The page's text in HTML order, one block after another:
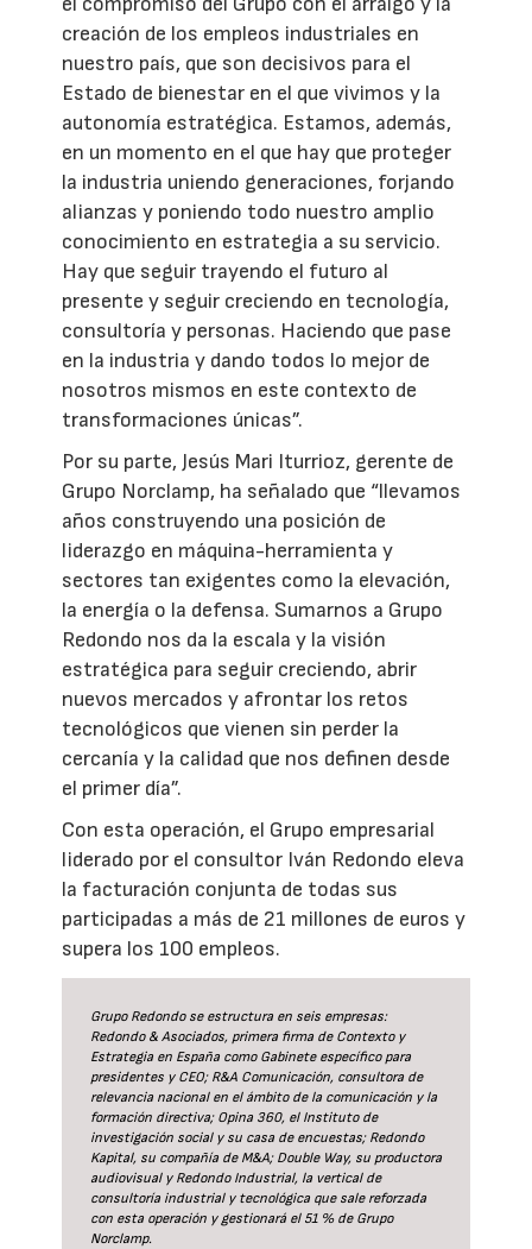
creación de los empleos industriales en
nuestro país, que son decisivos para el
Estado de bienestar en el que vivimos y la
autonomía estratégica. Estamos, además,
en un momento en el que hay que proteger
la industria uniendo generaciones, forjando
alianzas y poniendo todo nuestro amplio
conocimiento en estrategia a su servicio.
Hay que seguir trayendo el futuro al
presente y seguir creciendo en tecnología,
consultoría y personas. Haciendo que pase
en la industria y dando todos lo mejor de
nosotros mismos en este contexto de
transformaciones únicas”.
Por su parte, Jesús Mari Iturrioz, gerente de
Grupo Norclamp, ha señalado que “llevamos
años construyendo una posición de
liderazgo en máquina-herramienta y
sectores tan exigentes como la elevación,
la energía o la defensa. Sumarnos a Grupo
Redondo nos da la escala y la visión
estratégica para seguir creciendo, abrir
nuevos mercados y afrontar los retos
tecnológicos que vienen sin perder la
cercanía y la calidad que nos definen desde
el primer día”.
Con esta operación, el Grupo empresarial
liderado por el consultor Iván Redondo eleva
la facturación conjunta de todas sus
participadas a más de 21 millones de euros y
supera los 100 empleos.
Grupo Redondo se estructura en seis empresas:
Redondo & Asociados, primera firma de Contexto y
Estrategia en España como Gabinete específico para
presidentes y CEO; R&A Comunicación, consultora de
relevancia nacional en el ámbito de la comunicación y la
formación directiva; Opina 360, el Instituto de
investigación social y su casa de encuestas; Redondo
Kapital, su compañía de M&A; Double Way, su productora
audiovisual y Redondo Industrial, la vertical de
consultoría industrial y tecnológica que sale reforzada
con esta operación y gestionará el 51 % de Grupo
Norclamp.